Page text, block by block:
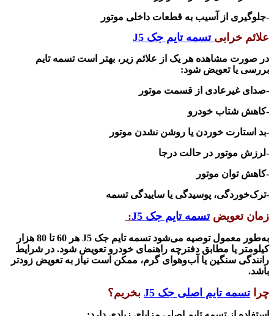
-جلوگیری از آسیب به قطعات داخلی موتور
علائم خرابی تسمه تایم جک J5
در صورت مشاهده هر یک از علائم زیر، بهتر است تسمه تایم
بررسی یا تعویض شود:
-صدای غیرعادی از قسمت موتور
-کاهش شتاب خودرو
-بد استارت خوردن یا روشن نشدن موتور
-لرزش موتور در حالت درجا
-کاهش توان موتور
-ترک‌خوردگی، پوسیدگی یا ساییدگی تسمه
زمان تعویضتسمه تایم جک J5
:
به‌طور معمول توصیه می‌شود تسمه تایم جک J5 هر 60 تا 80 هزار
کیلومتر یا مطابق دفترچه راهنمای خودرو تعویض شود. در شرایط
رانندگی سنگین یا آب‌وهوای گرم، ممکن است نیاز به تعویض زودتر
باشد.
چراتسمه تایم اصلی جک J5 بخریم؟